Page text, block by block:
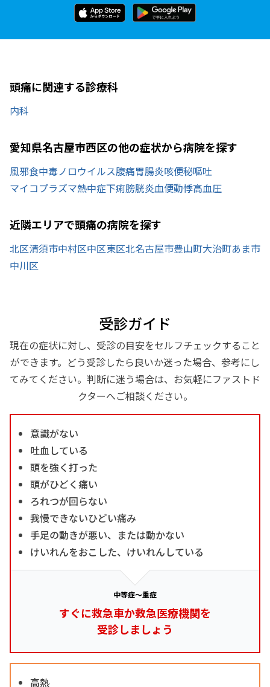
頭痛に関連する診療科
内科
愛知県名古屋市西区の他の症状から病院を探す
風邪食中毒ノロウイルス腹痛胃腸炎咳便秘嘔吐
マイコプラズマ熱中症下痢膀胱炎血便動悸高血圧
近隣エリアで頭痛の病院を探す
北区清須市中村区中区東区北名古屋市豊山町大治町あま市
中川区
受診ガイド
現在の症状に対し、受診の目安をセルフチェックすること
ができます。どう受診したら良いか迷った場合、参考にし
てみてください。判断に迷う場合は、お気軽にファストド
クターへご相談ください。
意識がない
吐血している
頭を強く打った
頭がひどく痛い
ろれつが回らない
我慢できないひどい痛み
手足の動きが悪い、または動かない
けいれんをおこした、けいれんしている
中等症～重症
すぐに救急車か救急医療機関を
受診しましょう
高熱